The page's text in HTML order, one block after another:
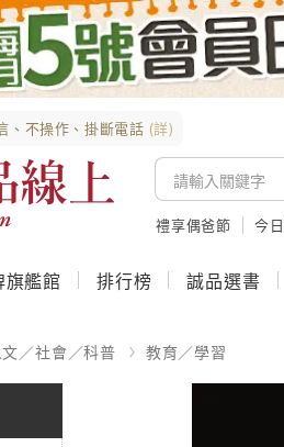
、不操作、掛斷電話 (詳)
禮享偶爸節 今
旗艦館 排行榜 誠品選書
文／社會／科普 教育／學習